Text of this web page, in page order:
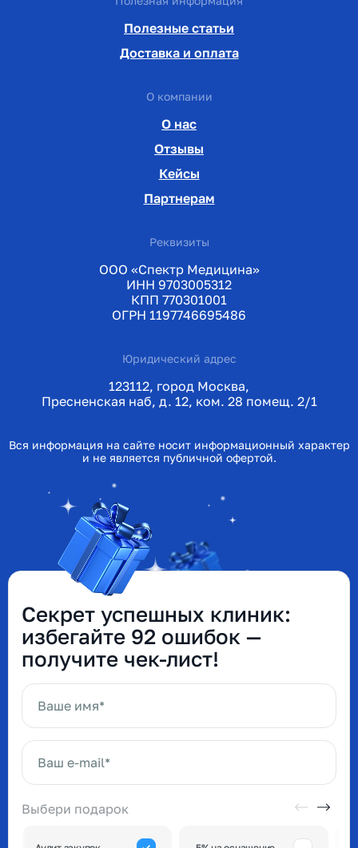
Полезные статьи
Доставка и оплата
О компании
О нас
Отзывы
Кейсы
Партнерам
Реквизиты
ООО «Спектр Медицина»
ИНН 9703005312
КПП 770301001
ОГРН 1197746695486
Юридический адрес
123112, город Москва,
Пресненская наб, д. 12, ком. 28 помещ. 2/1
Вся информация на сайте носит информационный характер
и не является публичной офертой.
Секрет успешных клиник:
избегайте 92 ошибок —
получите чек-лист!
Выбери подарок